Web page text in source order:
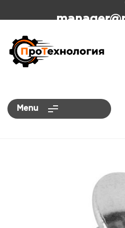
manager
Menu